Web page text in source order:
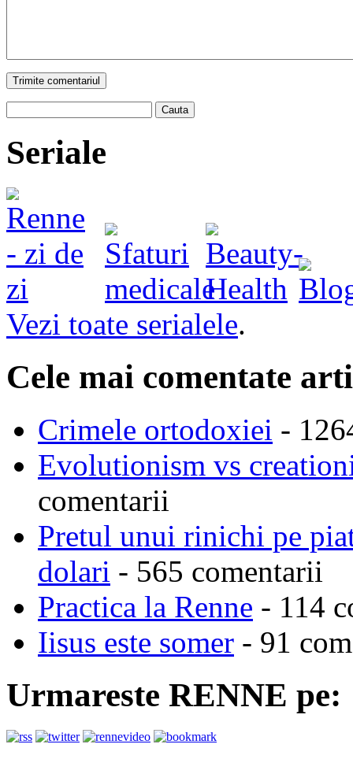
Trimite comentariul
Cauta
Seriale
Vezi toate serialele.
Cele mai comentate
Crimele ortodoxiei -
Evolutionism vs
comentarii
Pretul unui rinichi pe
dolari - 565 comentarii
Practica la Renne - 114
Iisus este somer - 91
Urmareste RENNE pe: